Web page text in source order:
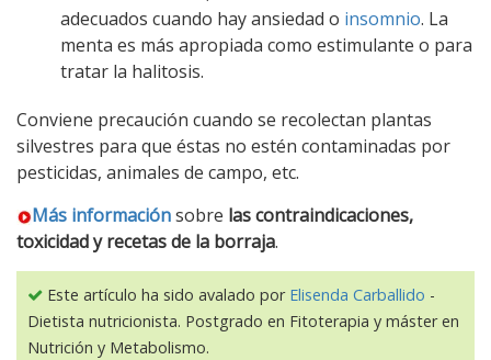
adecuados cuando hay ansiedad o insomnio. La
menta es más apropiada como estimulante o para
tratar la halitosis.
Conviene precaución cuando se recolectan plantas
silvestres para que éstas no estén contaminadas por
pesticidas, animales de campo, etc.
Más informaciónsobre las contraindicaciones,
toxicidad y recetas de la borraja.
Este artículo ha sido avalado por Elisenda Carballido -
Dietista nutricionista. Postgrado en Fitoterapia y máster en
Nutrición y Metabolismo.